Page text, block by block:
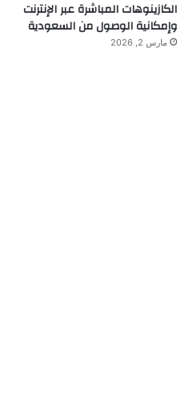
الكازينوهات المباشرة عبر الإنترنت
وإمكانية الوصول من السعودية
مارس 2, 2026